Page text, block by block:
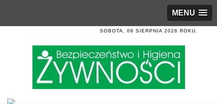
MENU
SOBOTA, 08 SIERPNIA 2026 ROKU.